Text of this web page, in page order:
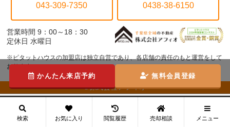
043-309-7350
0438-38-6150
営業時間 9：00～18：30
定休日 水曜日
※ピタットハウスの加盟店は独立自営であり、各店舗の責任のもと運営をして
おります。
©株式会社アフィオ
かんたん来店予約 無料会員登録
検索 お気に入り 閲覧履歴 売却相談 メニュー